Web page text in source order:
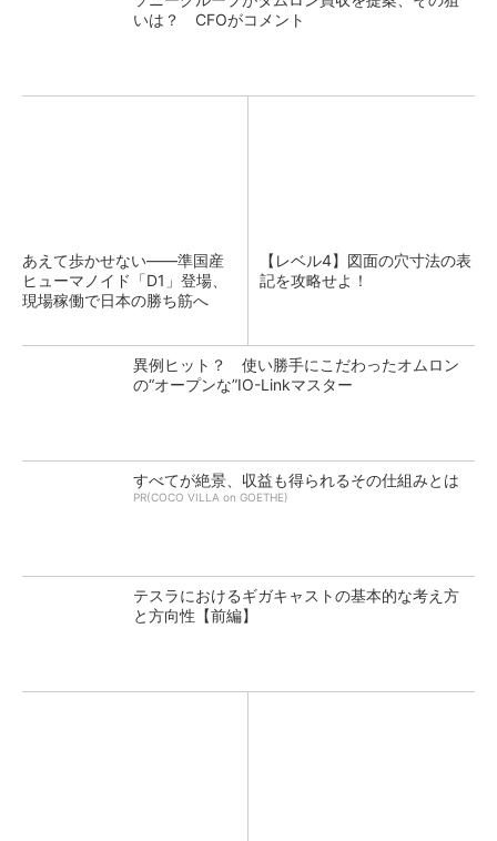
いは？ CFOがコメント
あえて歩かせない――準国産
ヒューマノイド「D1」登場、
現場稼働で日本の勝ち筋へ
【レベル4】図面の穴寸法の表
記を攻略せよ！
異例ヒット？ 使い勝手にこだわったオムロン
の“オープンな”IO-Linkマスター
すべてが絶景、収益も得られるその仕組みとは
PR(COCO VILLA on GOETHE)
テスラにおけるギガキャストの基本的な考え方
と方向性【前編】